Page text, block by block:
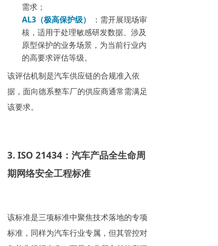
需求；
AL3（极高保护级）
：需开展现场审
核，适用于处理敏感研发数据、涉及
原型保护的业务场景，为当前行业内
的高要求评估等级。
该评估机制是汽车供应链的合规准入依
据，面向德系整车厂的供应商通常需满足
该要求。
3. ISO 21434：汽车产品全生命周
期网络安全工程标准
该标准是三项标准中聚焦技术落地的专项
标准，同样为汽车行业专属，但其管控对